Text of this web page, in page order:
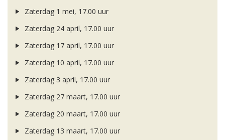
Zaterdag 1 mei, 17.00 uur
Zaterdag 24 april, 17.00 uur
Zaterdag 17 april, 17.00 uur
Zaterdag 10 april, 17.00 uur
Zaterdag 3 april, 17.00 uur
Zaterdag 27 maart, 17.00 uur
Zaterdag 20 maart, 17.00 uur
Zaterdag 13 maart, 17.00 uur